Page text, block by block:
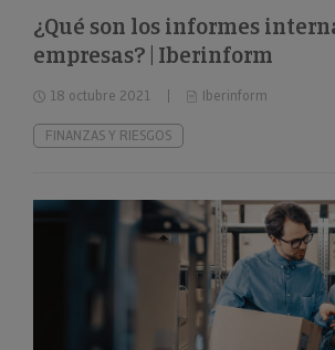
¿Qué son los informes
empresas? | Iberinform
18 octubre 2021 Iberinform
FINANZAS Y RIESGOS